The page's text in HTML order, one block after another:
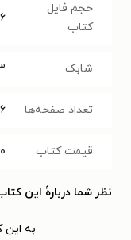
حجم فایل
کتاب
شابک
تعداد صفحه‌ها
قیمت کتاب
نظر شما دربارهٔ این
به